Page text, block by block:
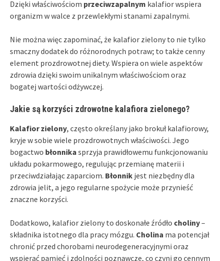
Dzięki właściwościom przeciwzapalnym kalafior wspiera
organizm w walce z przewlekłymi stanami zapalnymi.
Nie można więc zapominać, że kalafior zielony to nie tylko
smaczny dodatek do różnorodnych potraw; to także cenny
element prozdrowotnej diety. Wspiera on wiele aspektów
zdrowia dzięki swoim unikalnym właściwościom oraz
bogatej wartości odżywczej.
Jakie są korzyści zdrowotne kalafiora zielonego?
Kalafior zielony, często określany jako brokuł kalafiorowy,
kryje w sobie wiele prozdrowotnych właściwości. Jego
bogactwo błonnika sprzyja prawidłowemu funkcjonowaniu
układu pokarmowego, regulując przemianę materii i
przeciwdziałając zaparciom. Błonnik jest niezbędny dla
zdrowia jelit, a jego regularne spożycie może przynieść
znaczne korzyści.
Dodatkowo, kalafior zielony to doskonałe źródło choliny–
składnika istotnego dla pracy mózgu. Cholina ma potencjał
chronić przed chorobami neurodegeneracyjnymi oraz
wspierać pamięć i zdolności poznawcze, co czyni go cennym